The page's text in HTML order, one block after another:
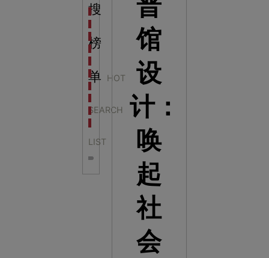
搜
榜
单 HOT
SEARCH
LIST
科学梦成功中标公主岭市科技馆新馆项目
科学梦中标中国科学技术馆2022年中国流动科技馆
科学梦中标洛阳市科学技术馆展品采购项目
科学梦中标方城县科技馆展厅升级项目
科学梦中标濮阳县科技馆公共安全体验馆项目
科学梦集团中标广西大学海洋科教馆项目
科学梦集团中标淮师附小科技长廊展项目
科学梦集团中标洪泽湖治理保护展示馆项目
馆
设
计：
唤
起
社
会